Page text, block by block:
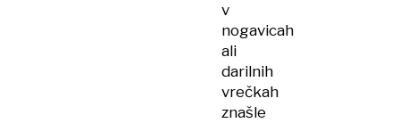
v
nogavicah
ali
darilnih
vrečkah
znašle